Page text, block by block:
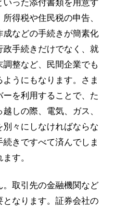
った添付書類を用意す
得税や住民税の申告、
成などの手続きが簡素化
政手続きだけでなく、就
整など、民間企業でも
うにもなります。さま
を利用することで、た
しの際、電気、ガス、
々にしなければならな
きですべて済んでしま
す。
取引先の金融機関など
なります。証券会社の